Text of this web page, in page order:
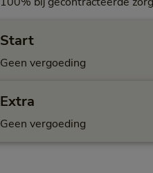
Start
Geen vergoeding
Extra
Geen vergoeding